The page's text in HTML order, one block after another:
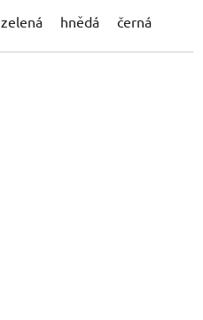
zelená hnědá černá